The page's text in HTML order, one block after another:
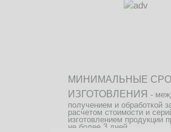
МИНИМАЛЬНЫЕ
ИЗГОТОВЛЕНИЯ -
получением и обработкой
расчетом стоимости и
изготовлением продукции
не более 3 дней.